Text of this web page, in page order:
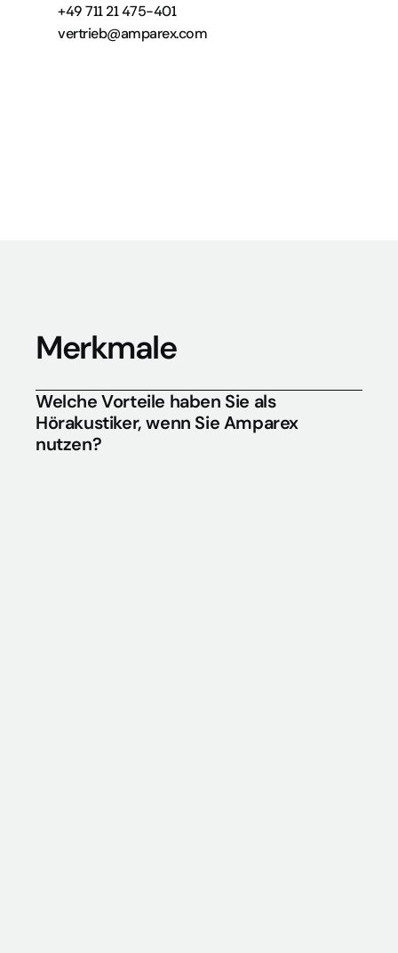
+49 711 21 475-401
vertrieb@amparex.com
Merkmale
Welche Vorteile haben Sie als
Hörakustiker, wenn Sie Amparex
nutzen?